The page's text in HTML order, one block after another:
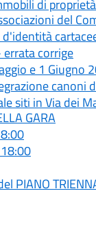
di
del
errata corrige
e 1 Giugno
canoni
siti in Via dei
GARA
PIANO